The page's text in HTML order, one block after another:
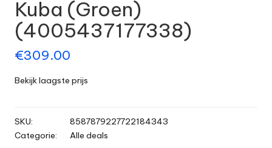
Kuba (Groen)
(4005437177338)
€309.00
Bekijk laagste prijs
SKU:
8587879227722184343
Categorie:
Alle deals